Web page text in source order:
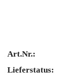
Art.Nr.:
Lieferstatus: